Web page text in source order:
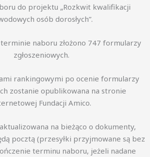
do projektu „Rozkwit kwalifikacji
osób dorosłych”.
naboru złożono 747 formularzy
zgłoszeniowych.
rankingowymi po ocenie formularzy
zostanie opublikowana na stronie
Fundacji Amico.
na bieżąco o dokumenty,
pocztą (przesyłki przyjmowane są bez
terminu naboru, jeżeli nadane